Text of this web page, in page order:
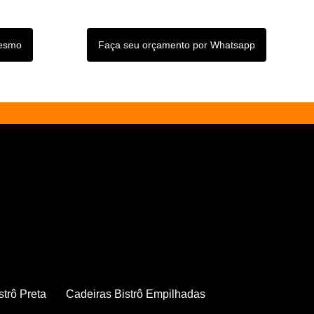
Faça seu orçamento por Whatsapp
Preta Cadeiras Bistrô Empilhadas